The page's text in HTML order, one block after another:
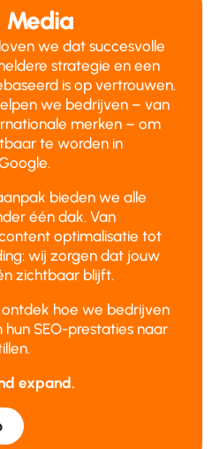
Media
we dat succesvolle
strategie en een
is op vertrouwen.
we bedrijven – van
merken – om
te worden in
bieden we alle
één dak. Van
optimalisatie tot
wij zorgen dat jouw
zichtbaar blijft.
hoe we bedrijven
SEO-prestaties naar
expand.